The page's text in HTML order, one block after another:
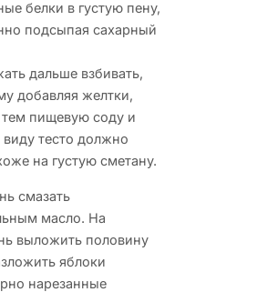
белки в густую пену,
подсыпая сахарный
дальше взбивать,
добавляя желтки,
тем пищевую соду и
тесто должно
на густую сметану.
смазать
масло. На
выложить половину
яблоки
нарезанные